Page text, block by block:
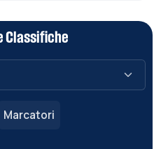
Classifiche
Marcatori